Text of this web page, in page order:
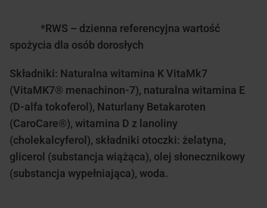
*RWS – dzienna referencyjna wartość
spożycia dla osób dorosłych
Składniki: Naturalna witamina K VitaMk7
(VitaMK7® menachinon-7), naturalna witamina E
(D-alfa tokoferol), Naturlany Betakaroten
(CaroCare®), witamina D z lanoliny
(cholekalcyferol), składniki otoczki: żelatyna,
glicerol (substancja wiążąca), olej słonecznikowy
(substancja wypełniająca), woda.